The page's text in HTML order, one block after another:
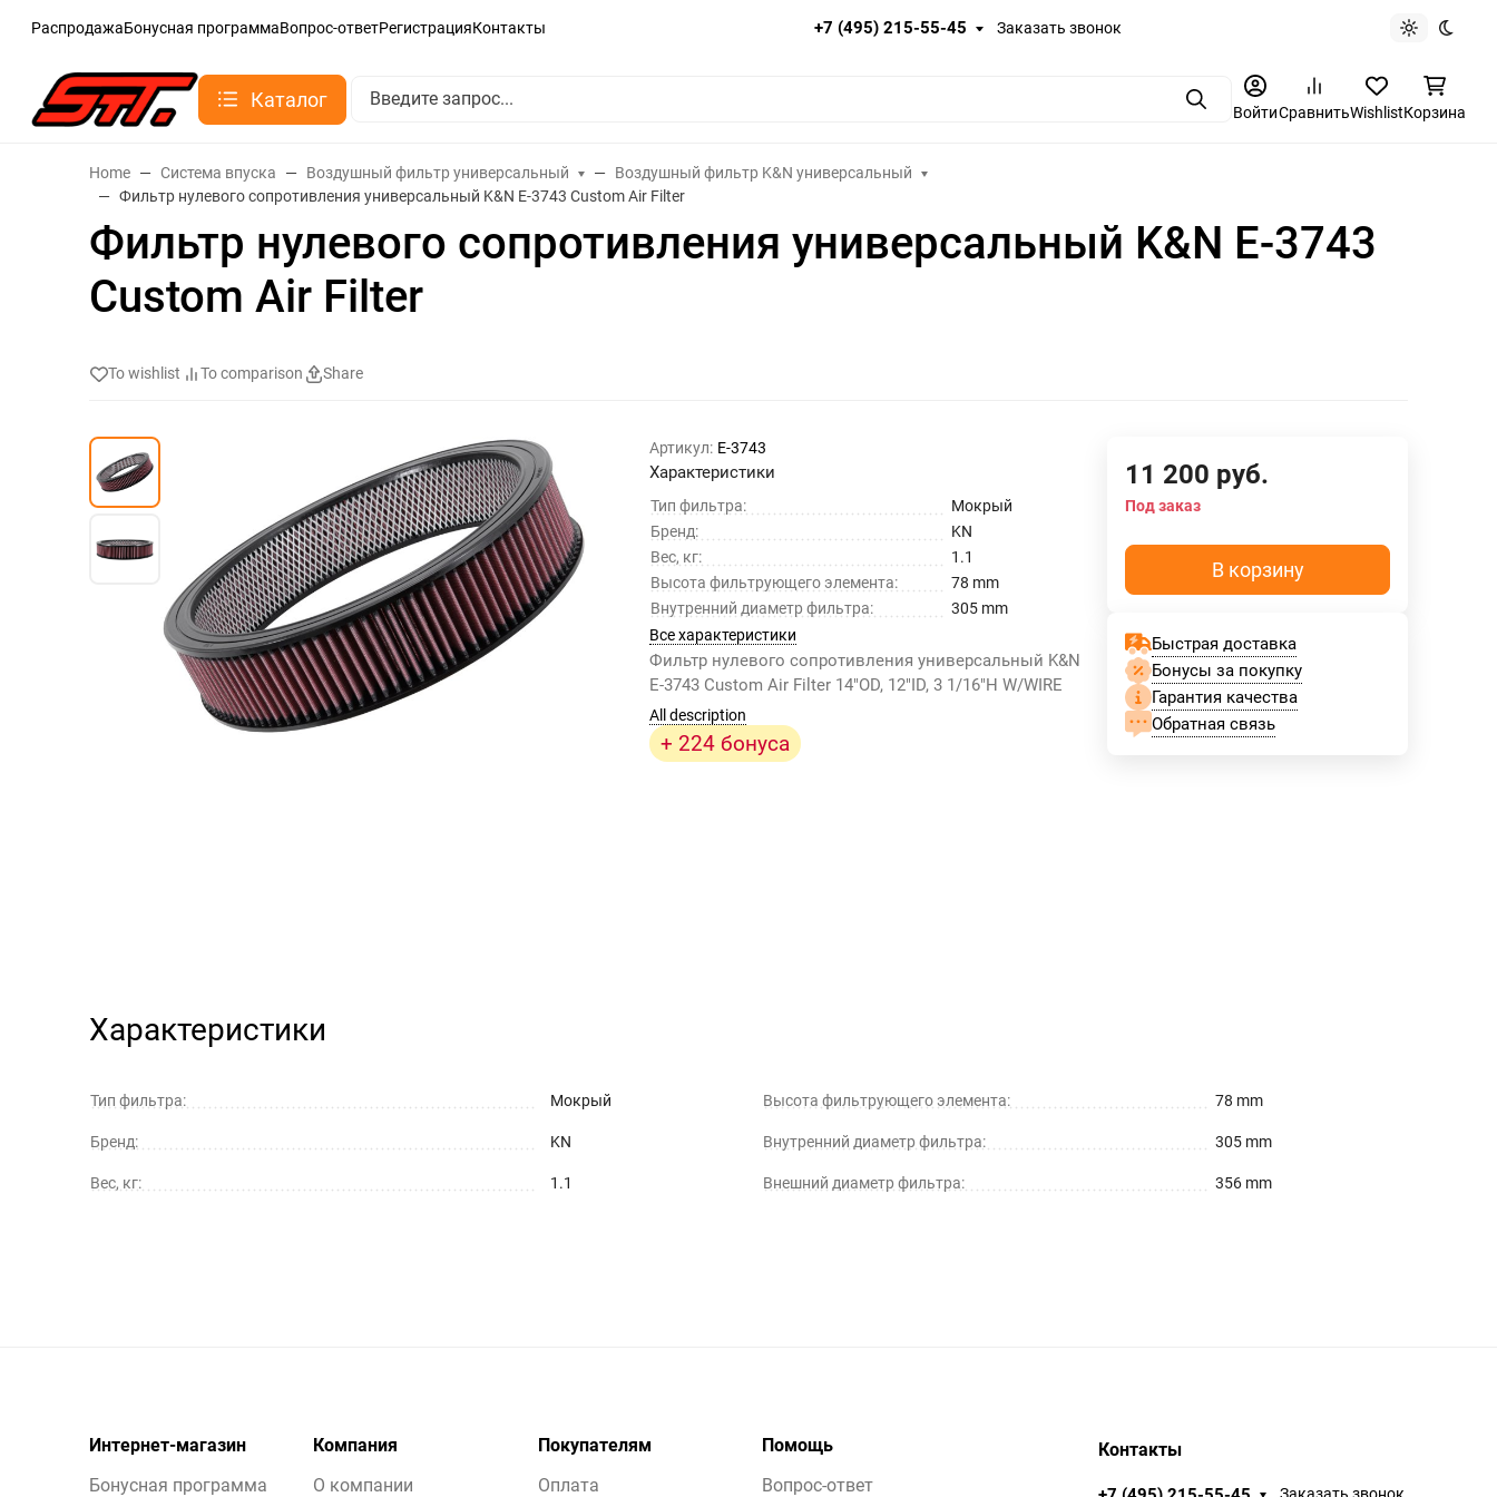
РаспродажаБонусная программаВопрос-ответРегистрацияКонтакты +7 (495) 215-55-45 Заказать звонок
Light theme
Dark
Каталог ПоискВойтиСравнитьWishlistКорзина
Home Система впуска Воздушный фильтр универсальный
Воздушный фильтр K&N универсальный
Фильтр нулевого сопротивления универсальный K&N E-3743 Custom Air Filter
Фильтр нулевого сопротивления универсальный K&N E-3743
Custom Air Filter
To wishlist To comparison Share
Артикул: E-3743
Характеристики
Тип фильтра:
Мокрый
Бренд:
KN
Вес, кг:
1.1
Высота фильтрующего элемента:
78 mm
Внутренний диаметр фильтра:
305 mm
Все характеристики
Фильтр нулевого сопротивления универсальный K&N
E-3743 Custom Air Filter 14"OD, 12"ID, 3 1/16"H W/WIRE
All description
+ 224 бонуса
11 200 руб.
Под заказ
В корзину
Быстрая доставка
Бонусы за покупку
Гарантия качества
Обратная связь
Характеристики
Тип фильтра: Мокрый
Бренд: KN
Вес, кг: 1.1
Высота фильтрующего элемента: 78 mm
Внутренний диаметр фильтра: 305 mm
Внешний диаметр фильтра: 356 mm
Интернет-магазин
Бонусная программа
Компания
О компании
Покупателям
Оплата
Помощь
Вопрос-ответ
Контакты